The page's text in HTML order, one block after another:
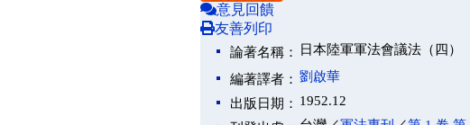
意見回饋
友善列印
論著名稱： 日本陸軍軍法會議法（四）
編著譯者： 劉啟華
出版日期： 1952.12